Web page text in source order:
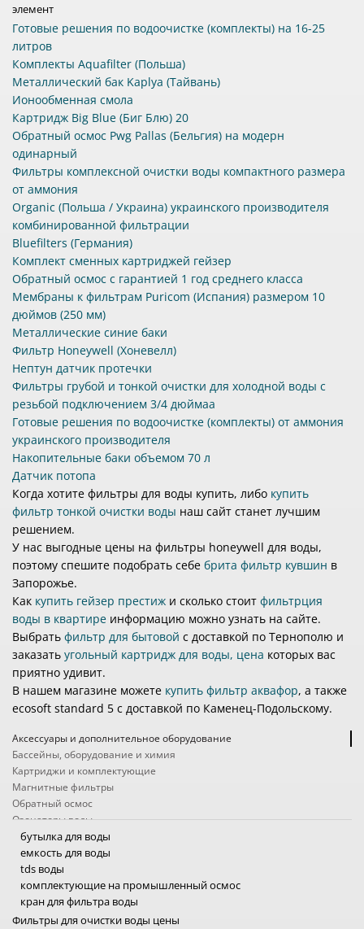
элемент
Готовые решения по водоочистке (комплекты) на 16-25
литров
Комплекты Aquafilter (Польша)
Металлический бак Kaplya (Тайвань)
Ионообменная смола
Картридж Big Blue (Биг Блю) 20
Обратный осмос Pwg Pallas (Бельгия) на модерн
одинарный
Фильтры комплексной очистки воды компактного размера
от аммония
Organic (Польша / Украина) украинского производителя
комбинированной фильтрации
Bluefilters (Германия)
Комплект сменных картриджей гейзер
Обратный осмос с гарантией 1 год среднего класса
Мембраны к фильтрам Puricom (Испания) размером 10
дюймов (250 мм)
Металлические синие баки
Фильтр Honeywell (Хоневелл)
Нептун датчик протечки
Фильтры грубой и тонкой очистки для холодной воды с
резьбой подключением 3/4 дюймаа
Готовые решения по водоочистке (комплекты) от аммония
украинского производителя
Накопительные баки объемом 70 л
Датчик потопа
Когда хотите фильтры для воды купить, либо купить
фильтр тонкой очистки воды наш сайт станет лучшим
решением.
У нас выгодные цены на фильтры honeywell для воды,
поэтому спешите подобрать себе брита фильтр кувшин в
Запорожье.
Как купить гейзер престиж и сколько стоит фильтрция
воды в квартире информацию можно узнать на сайте.
Выбрать фильтр для бытовой с доставкой по Тернополю и
заказать угольный картридж для воды, цена которых вас
приятно удивит.
В нашем магазине можете купить фильтр аквафор, а также
ecosoft standard 5 с доставкой по Каменец-Подольскому.
Аксессуары и дополнительное оборудование
Бассейны, оборудование и химия
Картриджи и комплектующие
Магнитные фильтры
Обратный осмос
Озонаторы воды
Походные фильтры
Проточные фильтры
Системы защиты от протечек
Системы очистки воды промышленные
Ультрафиолетовые фильтры для воды
Умягчители, обезжелезиватели, угольные колонны
бутылка для воды
емкость для воды
tds воды
комплектующие на промышленный осмос
кран для фильтра воды
насосы для осмоса промышленного
Фильтры для очистки воды цены